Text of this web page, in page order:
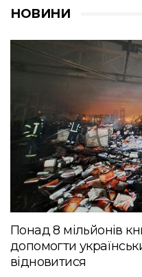
НОВИНИ
Понад 8 мільйонів
допомогти
відновитися